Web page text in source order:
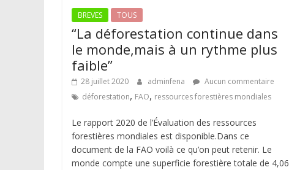
BREVES TOUS
“La déforestation continue dans
le monde,mais à un rythme plus
faible”
28 juillet 2020 adminfena
Aucun commentaire
déforestation, FAO, ressources forestières mondiales
Le rapport 2020 de l’Évaluation des ressources
forestières mondiales est disponible.Dans ce
document de la FAO voilà ce qu’on peut retenir. Le
monde compte une superficie forestière totale de 4,06